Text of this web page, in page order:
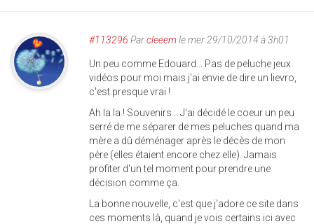
#113296 Parcleeemle mer 29/10/2014 à 3h01
Un peu comme Edouard... Pas de peluche jeux
vidéos pour moi mais j'ai envie de dire un lievro,
c'est presque vrai !
Ah la la ! Souvenirs... J'ai décidé le coeur un peu
serré de me séparer de mes peluches quand ma
mère a dû déménager après le décès de mon
père (elles étaient encore chez elle). Jamais
profiter d'un tel moment pour prendre une
décision comme ça.
La bonne nouvelle, c'est que j'adore ce site dans
ces moments là, quand je vois certains ici avec